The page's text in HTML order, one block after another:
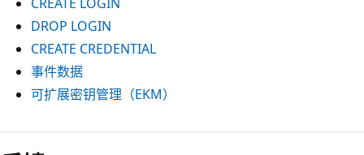
DROP LOGIN
CREATE CREDENTIAL
事件数据
可扩展密钥管理（EKM）